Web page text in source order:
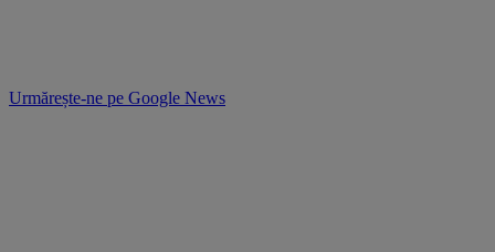
Urmărește-ne pe Google News